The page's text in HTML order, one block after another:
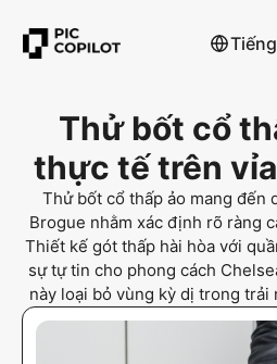
Thử bốt cổ
thực tế trên
Thử bốt cổ thấp ảo mang đến
Brogue nhằm xác định rõ ràng
Thiết kế gót thấp hài hòa với
sự tự tin cho phong cách
này loại bỏ vùng kỳ dị trong trải
Người mua sắm phong